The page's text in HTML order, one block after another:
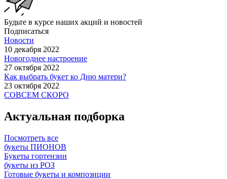
Будьте в курсе наших акций и новостей
Подписаться
Новости
10 декабря 2022
Новогоднее настроение
27 октября 2022
Как выбрать букет ко Дню матери?
23 октября 2022
СОВСЕМ СКОРО
Актуальная подборка
Посмотреть все
букеты ПИОНОВ
Букеты гортензии
букеты из РОЗ
Готовые букеты и композиции